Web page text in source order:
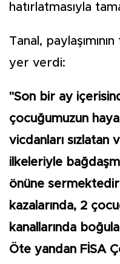
hatırlatmasıyla
Tanal,
yer verdi:
"Son bir ay
çocuğumuzun
vicdanları sızlatan
ilkeleriyle
önüne
kazalarında, 2
kanallarında
Öte yandan FİSA